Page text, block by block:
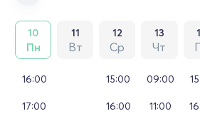
10
Пн
11
Вт
12
Ср
13
Чт
16:00
17:00
15:00
16:00
09:00
11:00